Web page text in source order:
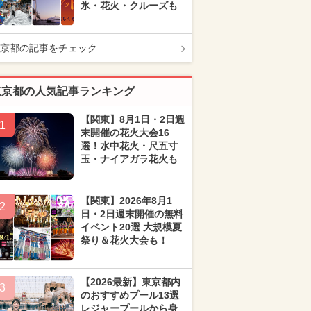
氷・花火・クルーズも
都の記事をチェック
都の人気記事ランキング
1
【関東】8月1日・2日週
末開催の花火大会16
選！水中花火・尺五寸
玉・ナイアガラ花火も
2
【関東】2026年8月1
日・2日週末開催の無料
イベント20選 大規模夏
祭り＆花火大会も！
3
【2026最新】東京都内
のおすすめプール13選
レジャープールから身